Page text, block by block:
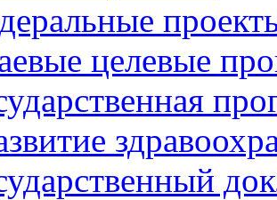
целевые